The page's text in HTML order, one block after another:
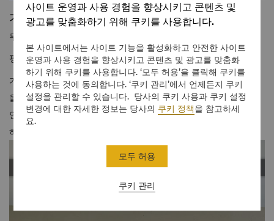
가든 윙 스페셜티 스위트
무료
평화와 영감을 선사하는 탁 트인 정원 전망.
가든 윙 스페셜리티 스위트는 자연과 사바의 풍부한 유산에서 영감
을 받은 럭셔리한 가구 소품과 매력적인 장식이 특징인 프라이빗한
안식처입니다. 넓은 라운지와 프라이빗 다이닝 공간에서 휴식을 취
하거나 사람들과 어울리실 수 있습니다.
사이트 운영과 사용 경험을 향상시키고 콘텐츠 및
광고를 맞춤화하기 위해 쿠키를 사용합니다.
본 사이트에서는 사이트 기능을 활성화하고 안전한 사이트
운영과 사용 경험을 향상시키고 콘텐츠 및 광고를 맞춤화
하기 위해 쿠키를 사용합니다. ‘모두 허용’을 클릭해 쿠키를
사용하는 것에 동의합니다. ‘쿠키 관리’에서 언제든지 쿠키
설정을 관리할 수 있습니다. 당사의 쿠키 사용과 쿠키 설정
변경에 대한 자세한 정보는 당사의 쿠키 정책을 참고하세
요.
쿠키 관리
모두 허용